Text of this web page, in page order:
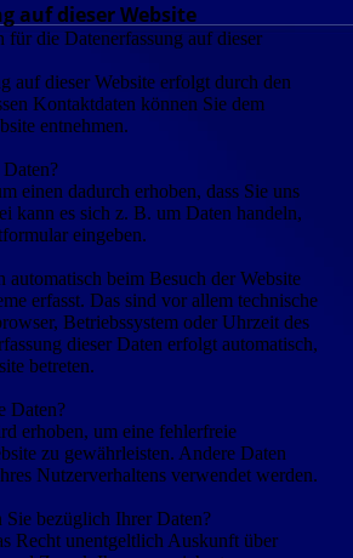
auf dieser Website
die Datenerfassung auf dieser
auf dieser Website erfolgt durch den
Kontaktdaten können Sie dem
entnehmen.
einen dadurch erhoben, dass Sie uns
kann es sich z. B. um Daten handeln,
eingeben.
automatisch beim Besuch der Website
erfasst. Das sind vor allem technische
Betriebssystem oder Uhrzeit des
dieser Daten erfolgt automatisch,
betreten.
Daten?
erhoben, um eine fehlerfreie
zu gewährleisten. Andere Daten
Nutzerverhaltens verwendet werden.
Sie bezüglich Ihrer Daten?
Recht unentgeltlich Auskunft über